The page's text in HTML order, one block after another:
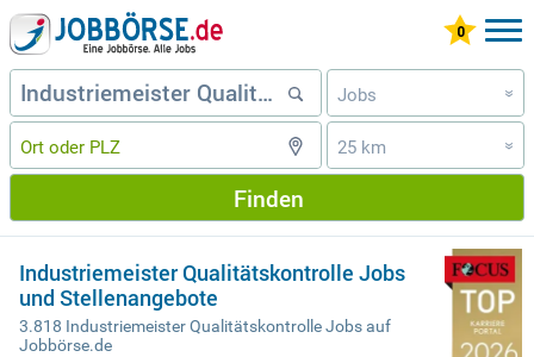
Jobs »
25 km »
Finden
Industriemeister Qualitätskontrolle Jobs
und Stellenangebote
3.818 Industriemeister Qualitätskontrolle Jobs auf
Jobbörse.de